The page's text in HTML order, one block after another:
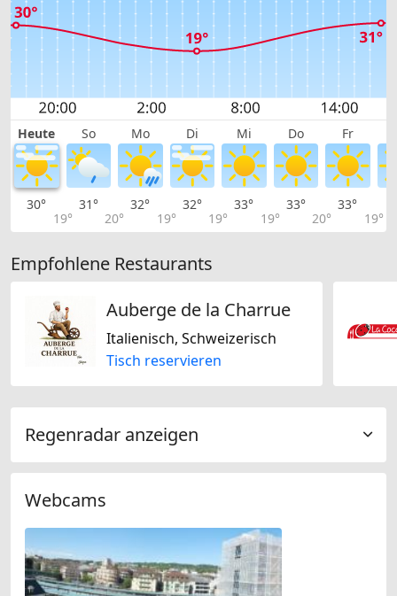
Heute So Mo Di Mi Do Fr
30°
19°
31°
20°
32°
19°
32°
19°
33°
19°
33°
20°
33°
19°
Empfohlene Restaurants
Auberge de la Charrue
Italienisch, Schweizerisch
Tisch reservieren
Regenradar anzeigen
Webcams